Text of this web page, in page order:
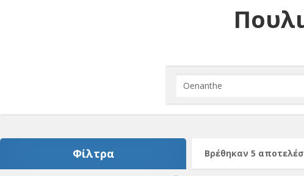
Φίλτρα Βρέθηκαν 5